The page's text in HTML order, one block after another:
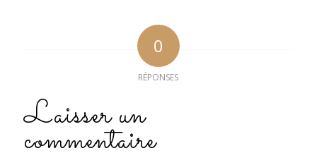
0
RÉPONSES
Laisser un
commentaire